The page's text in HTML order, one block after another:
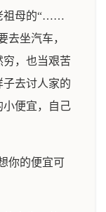
祖母的“……
去坐汽车，
，也当艰苦
去讨人家的
小便宜，自己
你的便宜可